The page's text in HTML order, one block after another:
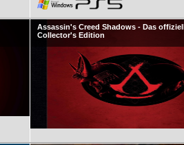
Assassin's Creed Shadows - Das
Collector's Edition